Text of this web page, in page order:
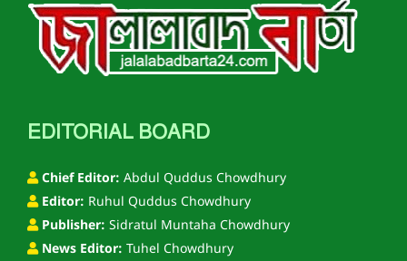
EDITORIAL BOARD
Chief Editor: Abdul Quddus Chowdhury
Editor: Ruhul Quddus Chowdhury
Publisher: Sidratul Muntaha Chowdhury
News Editor: Tuhel Chowdhury